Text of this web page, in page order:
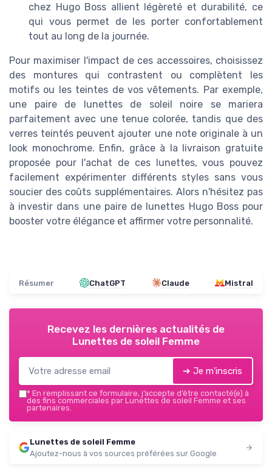
chez Hugo Boss allient légèreté et durabilité, ce
qui vous permet de les porter confortablement
tout au long de la journée.
Pour maximiser l'impact de ces accessoires, choisissez
des montures qui contrastent ou complètent les
motifs ou les teintes de vos vêtements. Par exemple,
une paire de lunettes de soleil noire se mariera
parfaitement avec une tenue colorée, tandis que des
verres teintés peuvent ajouter une note originale à un
look monochrome. Enfin, grâce à la livraison gratuite
proposée pour l'achat de ces lunettes, vous pouvez
facilement expérimenter différents styles sans vous
soucier des coûts supplémentaires. Alors n'hésitez pas
à investir dans une paire de lunettes Hugo Boss pour
booster votre élégance et affirmer votre personnalité.
Résumer ChatGPT Claude Mistral
Recevez les dernières actualités de
Lunettes de soleil Femme
➔ Je m'inscris
* En remplissant ce formulaire, j’accepte d’être contacté(e) à
des fins commerciales par Lunettes de soleil Femme et ses
partenaires.
Lunettes de soleil Femme
Ajoutez-nous à vos sources préférées sur Google